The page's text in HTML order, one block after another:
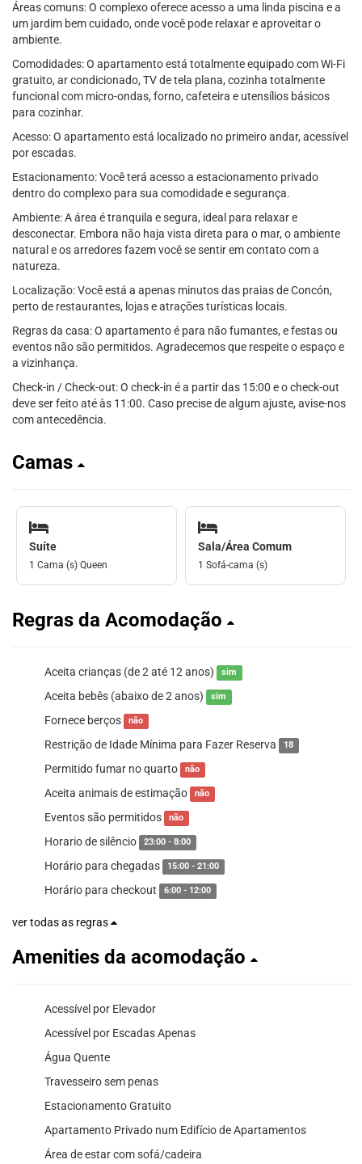
Áreas comuns: O complexo oferece acesso a uma linda piscina e a
um jardim bem cuidado, onde você pode relaxar e aproveitar o
ambiente.
Comodidades: O apartamento está totalmente equipado com Wi-Fi
gratuito, ar condicionado, TV de tela plana, cozinha totalmente
funcional com micro-ondas, forno, cafeteira e utensílios básicos
para cozinhar.
Acesso: O apartamento está localizado no primeiro andar, acessível
por escadas.
Estacionamento: Você terá acesso a estacionamento privado
dentro do complexo para sua comodidade e segurança.
Ambiente: A área é tranquila e segura, ideal para relaxar e
desconectar. Embora não haja vista direta para o mar, o ambiente
natural e os arredores fazem você se sentir em contato com a
natureza.
Localização: Você está a apenas minutos das praias de Concón,
perto de restaurantes, lojas e atrações turísticas locais.
Regras da casa: O apartamento é para não fumantes, e festas ou
eventos não são permitidos. Agradecemos que respeite o espaço e
a vizinhança.
Check-in / Check-out: O check-in é a partir das 15:00 e o check-out
deve ser feito até às 11:00. Caso precise de algum ajuste, avise-nos
com antecedência.
Camas
Suíte
1 Cama (s) Queen
Sala/Área Comum
1 Sofá-cama (s)
Regras da Acomodação
Aceita crianças (de 2 até 12 anos) sim
Aceita bebês (abaixo de 2 anos) sim
Fornece berços não
Restrição de Idade Mínima para Fazer Reserva 18
Permitido fumar no quarto não
Aceita animais de estimação não
Eventos são permitidos não
Horario de silêncio 23:00 - 8:00
Horário para chegadas 15:00 - 21:00
Horário para checkout 6:00 - 12:00
ver todas as regras
Amenities da acomodação
Acessível por Elevador
Acessível por Escadas Apenas
Água Quente
Travesseiro sem penas
Estacionamento Gratuito
Apartamento Privado num Edifício de Apartamentos
Área de estar com sofá/cadeira